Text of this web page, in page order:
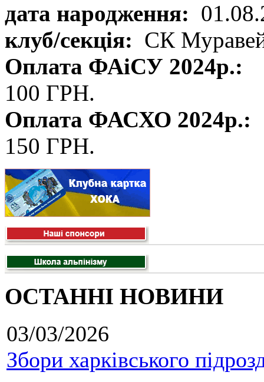
дата народження:
клуб/секція: СК
Оплата ФАіСУ 2024р.:
100 ГРН.
Оплата ФАСХО 2024р.:
150 ГРН.
ОСТАННІ НОВИНИ
03/03/2026
Збори харківського